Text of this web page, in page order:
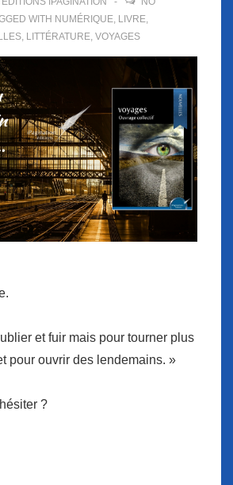
WITH NUMÉRIQUE, LIVRE,
, LITTÉRATURE, VOYAGES
et fuir mais pour tourner plus
pour ouvrir des lendemains. »
?